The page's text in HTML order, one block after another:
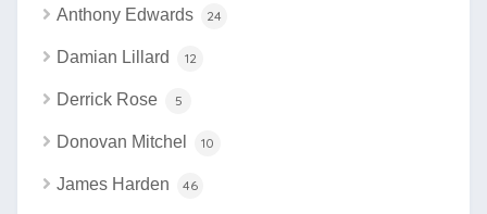
Anthony Edwards 24
Damian Lillard 12
Derrick Rose 5
Donovan Mitchel 10
James Harden 46